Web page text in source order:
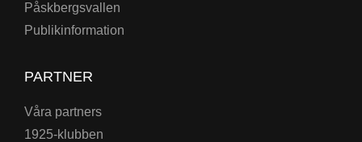
Påskbergsvallen
Publikinformation
PARTNER
Våra partners
1925-klubben